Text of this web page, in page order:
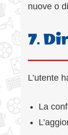
nuove o
7.
L’utente
La